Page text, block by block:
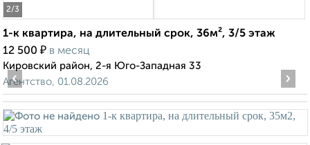
2/3
1-к квартира, на длительный срок, 36м², 3/5 этаж
12 500 ₽ в месяц
Кировский район, 2-я Юго-Западная 33
Агентство, 01.08.2026
‹ ›